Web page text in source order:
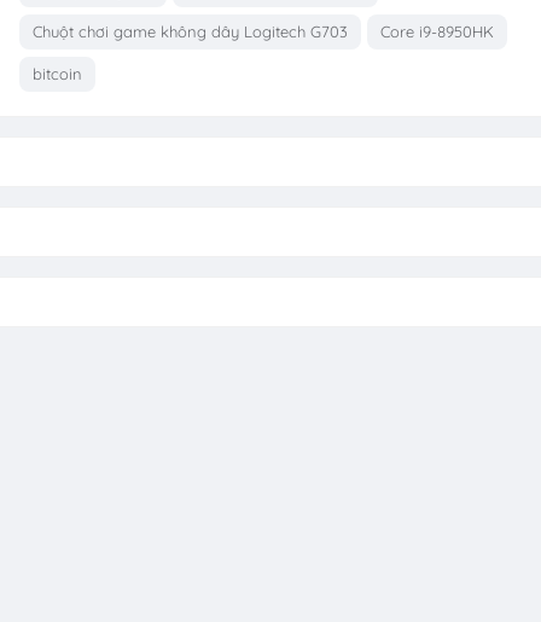
Chuột chơi game không dây Logitech G703 Core i9-8950HK
bitcoin